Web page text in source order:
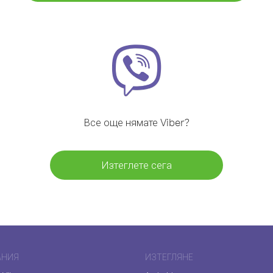
Все още нямате Viber?
Изтеглете сега
ИЗТЕГЛЯНЕ